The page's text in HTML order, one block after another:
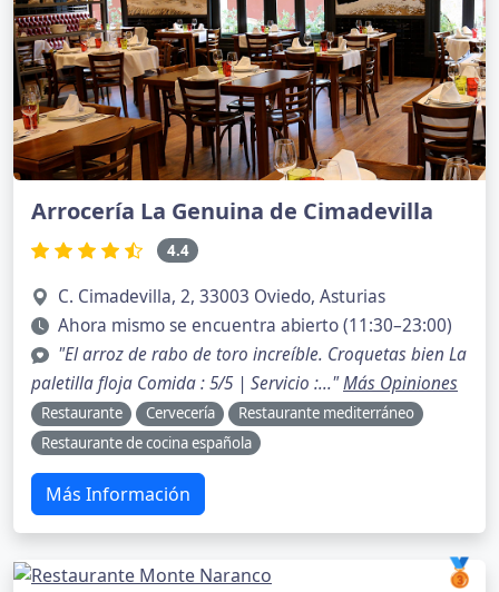
Arrocería La Genuina de Cimadevilla
4.4
C. Cimadevilla, 2, 33003 Oviedo, Asturias
Ahora mismo se encuentra abierto (11:30–23:00)
"El arroz de rabo de toro increíble. Croquetas bien La
paletilla floja Comida : 5/5 | Servicio :..."Más Opiniones
Restaurante Cervecería
Restaurante mediterráneo
Restaurante de cocina española
Más Información
🥉